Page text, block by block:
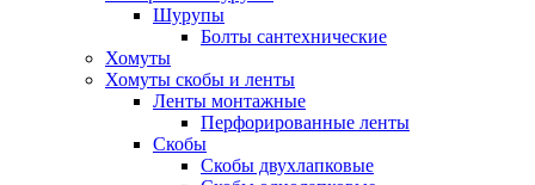
Шурупы
Болты сантехнические
Хомуты
Хомуты скобы и ленты
Ленты монтажные
Перфорированные ленты
Скобы
Скобы двухлапковые